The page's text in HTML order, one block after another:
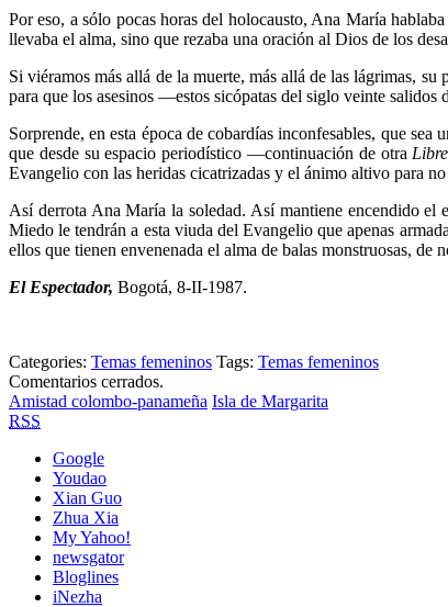
Por eso, a sólo pocas horas del ho­locausto, Ana María
llevaba el alma, sino que rezaba una oración al Dios de los
Si viéramos más allá de la muerte, más allá de las lágrimas,
para que los asesinos —estos sicó­patas del siglo veinte
Sorprende, en esta época de co­bardías inconfesables, que
que desde su espacio periodístico —continuación de otra
Evangelio con las heridas cicatrizadas y el ánimo altivo para no
Así derrota Ana María la sole­dad. Así mantiene encendido el
Miedo le tendrán a esta viuda del Evangelio que apenas
ellos que tienen envenenada el alma de balas monstruosas, de
El Espectador, Bogotá, 8-II-1987.
Categories: Temas femeninos Tags: Temas femeninos
Comentarios cerrados.
Amistad colombo-panameña Isla de Margarita
RSS
Google
Youdao
Xian Guo
Zhua Xia
My Yahoo!
newsgator
Bloglines
iNezha